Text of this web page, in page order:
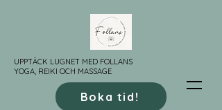
UPPTÄCK LUGNET MED FOLLANS
YOGA, REIKI OCH MASSAGE
Boka tid!